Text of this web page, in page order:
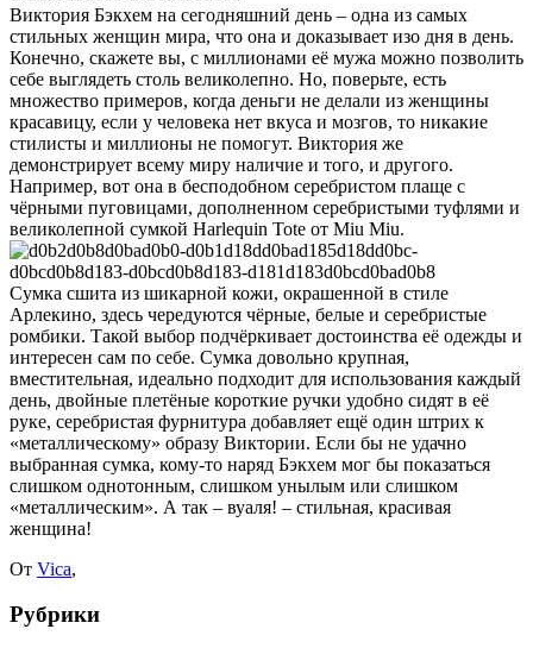
Виктория Бэкхем на сегодняшний день – одна из самых
стильных женщин мира, что она и доказывает изо дня в день.
Конечно, скажете вы, с миллионами её мужа можно позволить
себе выглядеть столь великолепно. Но, поверьте, есть
множество примеров, когда деньги не делали из женщины
красавицу, если у человека нет вкуса и мозгов, то никакие
стилисты и миллионы не помогут. Виктория же
демонстрирует всему миру наличие и того, и другого.
Например, вот она в бесподобном серебристом плаще с
чёрными пуговицами, дополненном серебристыми туфлями и
великолепной сумкой Harlequin Tote от Miu Miu.
Сумка сшита из шикарной кожи, окрашенной в стиле
Арлекино, здесь чередуются чёрные, белые и серебристые
ромбики. Такой выбор подчёркивает достоинства её одежды и
интересен сам по себе. Сумка довольно крупная,
вместительная, идеально подходит для использования каждый
день, двойные плетёные короткие ручки удобно сидят в её
руке, серебристая фурнитура добавляет ещё один штрих к
«металлическому» образу Виктории. Если бы не удачно
выбранная сумка, кому-то наряд Бэкхем мог бы показаться
слишком однотонным, слишком унылым или слишком
«металлическим». А так – вуаля! – стильная, красивая
женщина!
От Vica,
Рубрики